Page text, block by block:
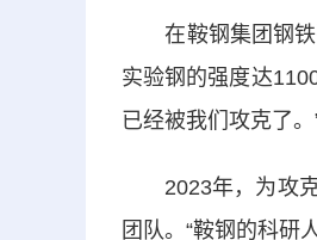
在鞍钢集团钢铁
实验钢的强度达
已经被我们攻克了。
2023年，为攻克
团队。“鞍钢的科研